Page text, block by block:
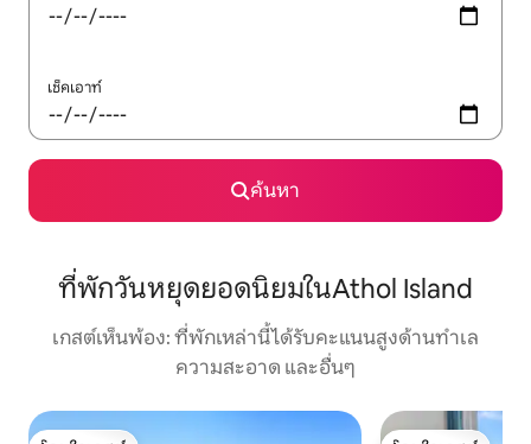
เช็คเอาท์
ค้นหา
ที่พักวันหยุดยอดนิยมในAthol Island
เกสต์เห็นพ้อง: ที่พักเหล่านี้ได้รับคะแนนสูงด้านทำเล
ความสะอาด และอื่นๆ